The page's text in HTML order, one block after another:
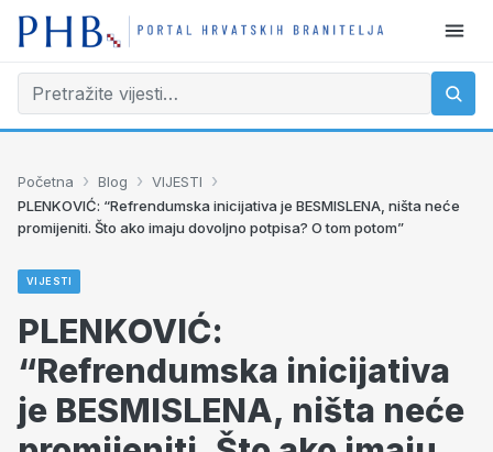
Početna › Blog › VIJESTI ›
PLENKOVIĆ: “Refrendumska inicijativa je BESMISLENA, ništa neće
promijeniti. Što ako imaju dovoljno potpisa? O tom potom”
VIJESTI
PLENKOVIĆ:
“Refrendumska inicijativa
je BESMISLENA, ništa neće